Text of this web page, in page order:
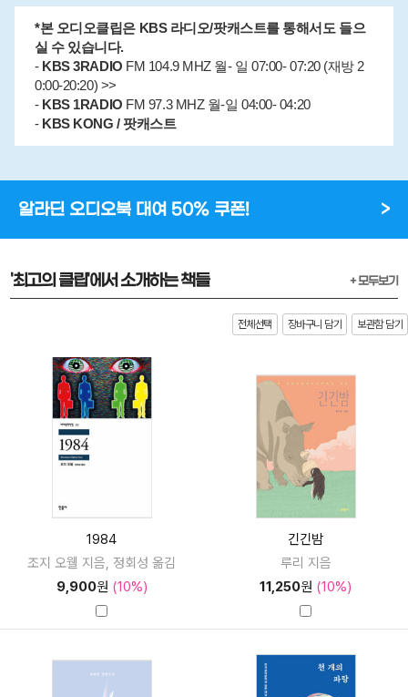
*본 오디오클립은 KBS 라디오/팟캐스트를 통해서도 들으
실 수 있습니다.
- KBS 3RADIO FM 104.9 MHZ 월- 일 07:00- 07:20 (재방 2
0:00-20:20) >>
- KBS 1RADIO FM 97.3 MHZ 월-일 04:00- 04:20
- KBS KONG / 팟캐스트
알라딘 오디오북 대여 50% 쿠폰! >
'최고의 클립'에서 소개하는 책들 + 모두보기
전체선택 장바구니 담기 보관함 담기
1984
조지 오웰 지음, 정회성 옮김
9,900원 (10%)
긴긴밤
루리 지음
11,250원 (10%)